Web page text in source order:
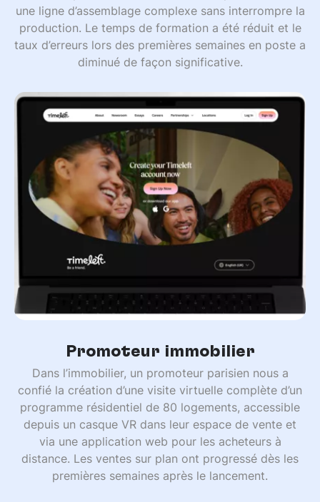
une ligne d’assemblage complexe sans interrompre la
production. Le temps de formation a été réduit et le
taux d’erreurs lors des premières semaines en poste a
diminué de façon significative.
Promoteur immobilier
Dans l’immobilier, un promoteur parisien nous a
confié la création d’une visite virtuelle complète d’un
programme résidentiel de 80 logements, accessible
depuis un casque VR dans leur espace de vente et
via une application web pour les acheteurs à
distance. Les ventes sur plan ont progressé dès les
premières semaines après le lancement.